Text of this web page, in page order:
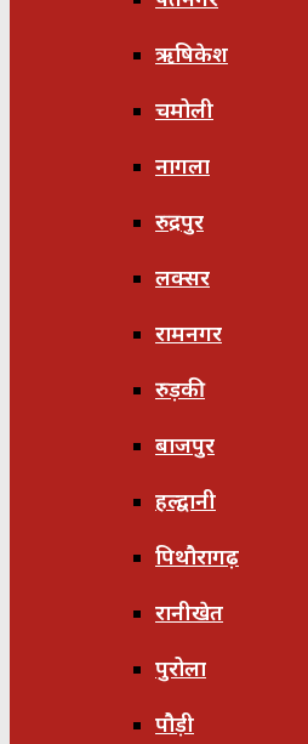
ऋषिकेश
चमोली
नागला
रुद्रपुर
लक्सर
रामनगर
रुड़की
बाजपुर
हल्द्वानी
पिथौरागढ़
रानीखेत
पुरोला
पौड़ी